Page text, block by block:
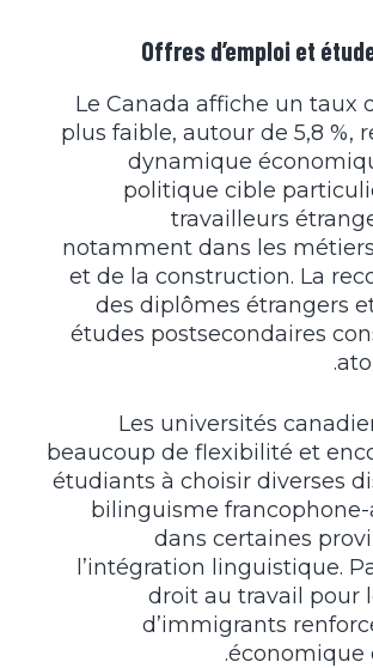
Offres d’emploi et
Le Canada affiche un taux
plus faible, autour de 5,8 %,
dynamique
politique cible
travailleurs
notamment dans les
et de la construction. La
des diplômes étrangers
études postsecondaires
Les universités
beaucoup de flexibilité et
étudiants à choisir diverses
bilinguisme
dans certaines
l’intégration linguistique.
droit au travail pour
d’immigrants
économique